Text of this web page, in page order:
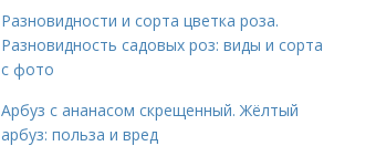
Разновидности и сорта цветка роза.
Разновидность садовых роз: виды и сорта
с фото
Арбуз с ананасом скрещенный. Жёлтый
арбуз: польза и вред